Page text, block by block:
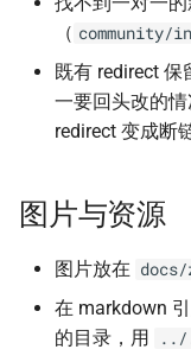
（ community/
既有 redirect
一要回头改的
redirect 变成断
图片与资源
图片放在
在 markdown
的目录，用
../